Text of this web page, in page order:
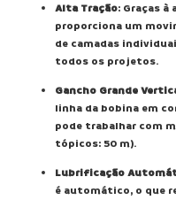
Alta Tração: Graças
proporciona um
de camadas
todos os projetos.
Gancho Grande
linha da bobina em
pode trabalhar com
tópicos: 50 m).
Lubrificação
é automático, o que